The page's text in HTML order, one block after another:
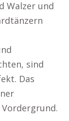
Walzer und
sind
Das